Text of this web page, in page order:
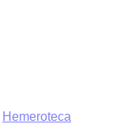
Hemeroteca